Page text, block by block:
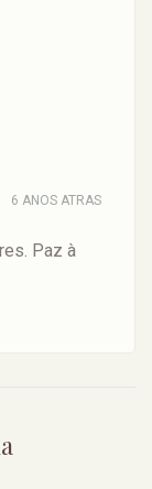
6 ANOS ATRAS
Paz à